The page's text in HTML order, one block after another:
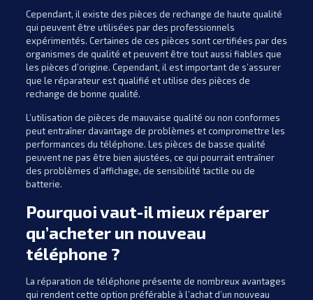
Cependant, il existe des pièces de rechange de haute qualité
qui peuvent être utilisées par des professionnels
expérimentés. Certaines de ces pièces sont certifiées par des
organismes de qualité et peuvent être tout aussi fiables que
les pièces d’origine. Cependant, il est important de s’assurer
que le réparateur est qualifié et utilise des pièces de
rechange de bonne qualité.
L’utilisation de pièces de mauvaise qualité ou non conformes
peut entraîner davantage de problèmes et compromettre les
performances du téléphone. Les pièces de basse qualité
peuvent ne pas être bien ajustées, ce qui pourrait entraîner
des problèmes d’affichage, de sensibilité tactile ou de
batterie.
Pourquoi vaut-il mieux réparer
qu’acheter un nouveau
téléphone ?
La réparation de téléphone présente de nombreux avantages
qui rendent cette option préférable à l’achat d’un nouveau